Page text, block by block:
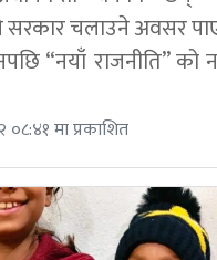
चलाउने अवसर
“नयाँ राजनीति” को
मा प्रकाशित